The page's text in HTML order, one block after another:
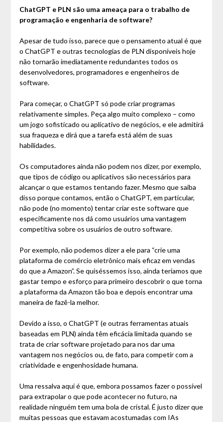
ChatGPT e PLN são uma ameaça para o trabalho de
programação e engenharia de software?
Apesar de tudo isso, parece que o pensamento atual é que
o ChatGPT e outras tecnologias de PLN disponíveis hoje
não tornarão imediatamente redundantes todos os
desenvolvedores, programadores e engenheiros de
software.
Para começar, o ChatGPT só pode criar programas
relativamente simples. Peça algo muito complexo – como
um jogo sofisticado ou aplicativo de negócios, e ele admitirá
sua fraqueza e dirá que a tarefa está além de suas
habilidades.
Os computadores ainda não podem nos dizer, por exemplo,
que tipos de código ou aplicativos são necessários para
alcançar o que estamos tentando fazer. Mesmo que saiba
disso porque contamos, então o ChatGPT, em particular,
não pode (no momento) tentar criar este software que
especificamente nos dá como usuários uma vantagem
competitiva sobre os usuários de outro software.
Por exemplo, não podemos dizer a ele para “crie uma
plataforma de comércio eletrônico mais eficaz em vendas
do que a Amazon”. Se quiséssemos isso, ainda teríamos que
gastar tempo e esforço para primeiro descobrir o que torna
a plataforma da Amazon tão boa e depois encontrar uma
maneira de fazê-la melhor.
Devido a isso, o ChatGPT (e outras ferramentas atuais
baseadas em PLN) ainda têm eficácia limitada quando se
trata de criar software projetado para nos dar uma
vantagem nos negócios ou, de fato, para competir com a
criatividade e engenhosidade humana.
Uma ressalva aqui é que, embora possamos fazer o possível
para extrapolar o que pode acontecer no futuro, na
realidade ninguém tem uma bola de cristal. É justo dizer que
muitas pessoas que estavam acostumadas com IAs